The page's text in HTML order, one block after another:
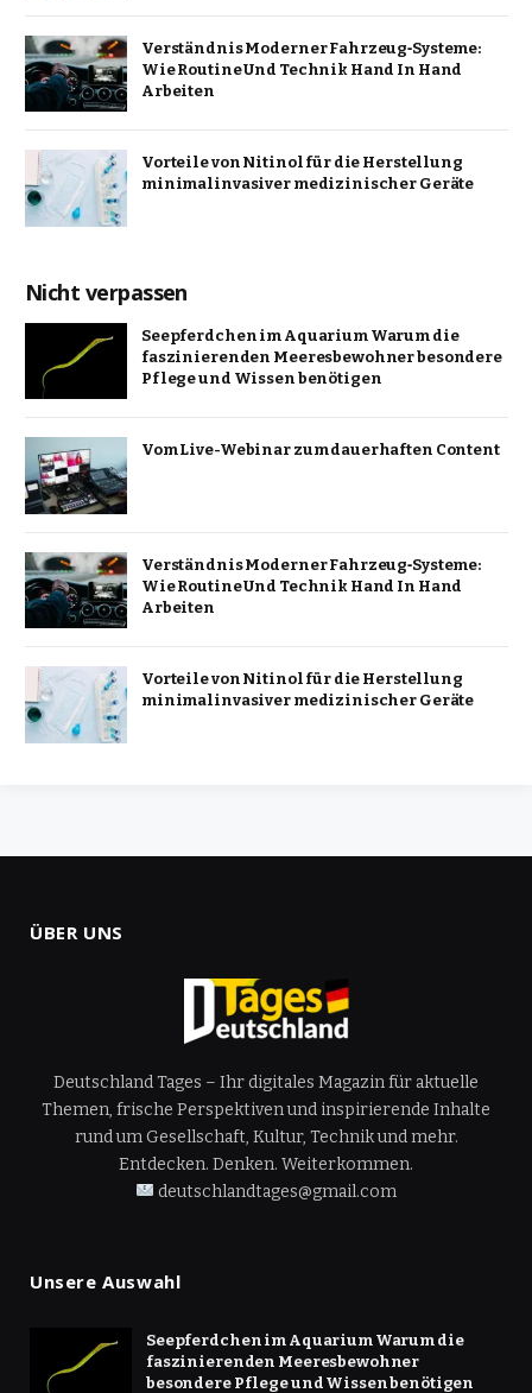
Verständnis Moderner Fahrzeug‑Systeme:
Wie Routine Und Technik Hand In Hand
Arbeiten
Vorteile von Nitinol für die Herstellung
minimalinvasiver medizinischer Geräte
Nicht verpassen
Seepferdchen im Aquarium Warum die
faszinierenden Meeresbewohner besondere
Pflege und Wissen benötigen
Vom Live-Webinar zum dauerhaften Content
Verständnis Moderner Fahrzeug‑Systeme:
Wie Routine Und Technik Hand In Hand
Arbeiten
Vorteile von Nitinol für die Herstellung
minimalinvasiver medizinischer Geräte
ÜBER UNS
Deutschland Tages – Ihr digitales Magazin für aktuelle
Themen, frische Perspektiven und inspirierende Inhalte
rund um Gesellschaft, Kultur, Technik und mehr.
Entdecken. Denken. Weiterkommen.
deutschlandtages@gmail.com
Unsere Auswahl
Seepferdchen im Aquarium Warum die
faszinierenden Meeresbewohner
besondere Pflege und Wissen benötigen